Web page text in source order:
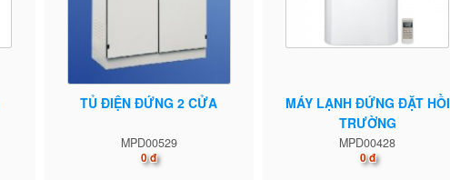
TỦ ĐIỆN ĐỨNG 2 CỬA
MPD00529
0 đ
MÁY LẠNH ĐỨNG ĐẶT HỒI
TRƯỜNG
MPD00428
0 đ